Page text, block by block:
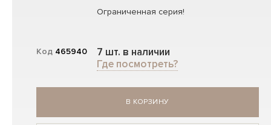
Код 465940
Ограниченная серия!
7 шт. в наличии
Где посмотреть?
В КОРЗИНУ